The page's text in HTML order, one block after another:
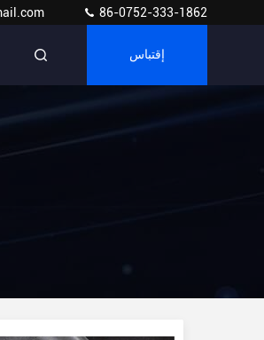
86-0752-333-1862
إقتباس